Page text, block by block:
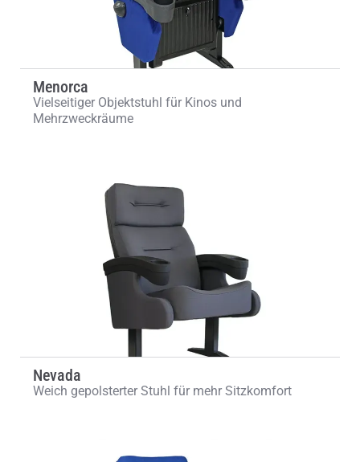
Menorca
Vielseitiger Objektstuhl für Kinos und
Mehrzweckräume
Nevada
Weich gepolsterter Stuhl für mehr Sitzkomfort